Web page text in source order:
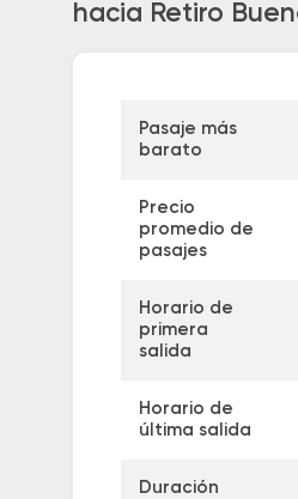
hacia Retiro
Pasaje más
barato
Precio
promedio de
pasajes
Horario de
primera
salida
Horario de
última salida
Duración